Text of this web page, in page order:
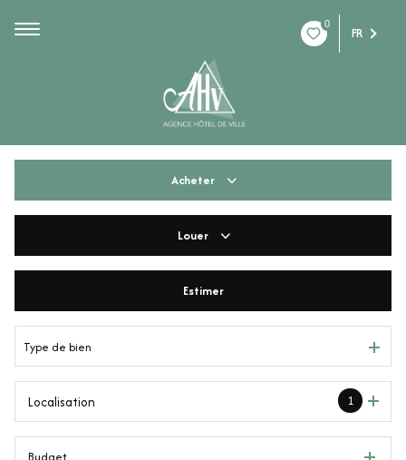
0
FR
Acheter
De l'immo pro
Louer
De l'immo pro
Estimer
Type de bien
1
Localisation